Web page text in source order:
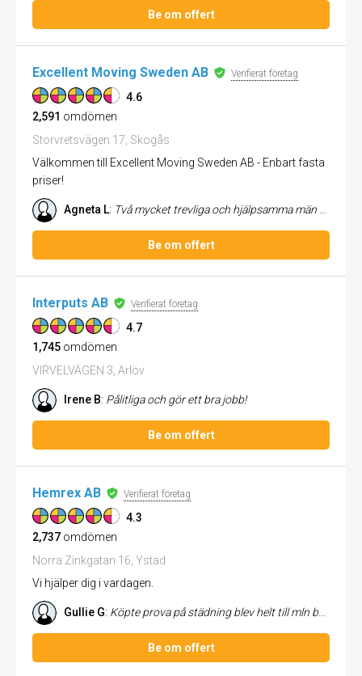
Be om offert
Excellent Moving Sweden AB Verifierat företag
4.6
2,591 omdömen
Storvretsvägen 17, Skogås
Välkommen till Excellent Moving Sweden AB - Enbart fasta
priser!
Agneta L: Två mycket trevliga och hjälpsamma män hjälpte mig och min dotter att flytta. De var flexibla och inget var något probl...
Be om offert
Interputs AB Verifierat företag
4.7
1,745 omdömen
VIRVELVÄGEN 3, Arlöv
Irene B: Pålitliga och gör ett bra jobb!
Be om offert
Hemrex AB Verifierat företag
4.3
2,737 omdömen
Norra Zinkgatan 16, Ystad
Vi hjälper dig i vardagen.
Gullie G: Köpte prova på städning blev helt till mln belåtenhet Vi kommer att ta kontatakta hemrex igen...
Be om offert